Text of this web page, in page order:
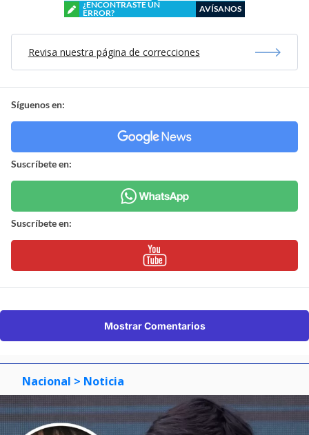
¿ENCONTRASTE UN
ERROR?
AVÍSANOS
Revisa nuestra página de correcciones
Síguenos en:
Suscríbete en:
Suscríbete en:
Mostrar Comentarios
Nacional > Noticia